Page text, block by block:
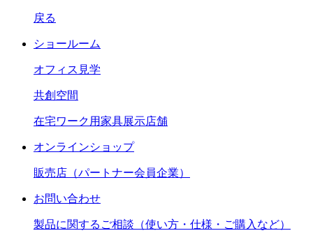
戻る
ショールーム
オフィス見学
共創空間
在宅ワーク用家具展示店舗
オンラインショップ
販売店（パートナー会員企業）
お問い合わせ
製品に関するご相談（使い方・仕様・ご購入など）